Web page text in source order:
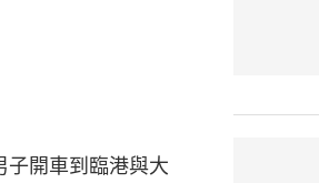
子開車到臨港與大